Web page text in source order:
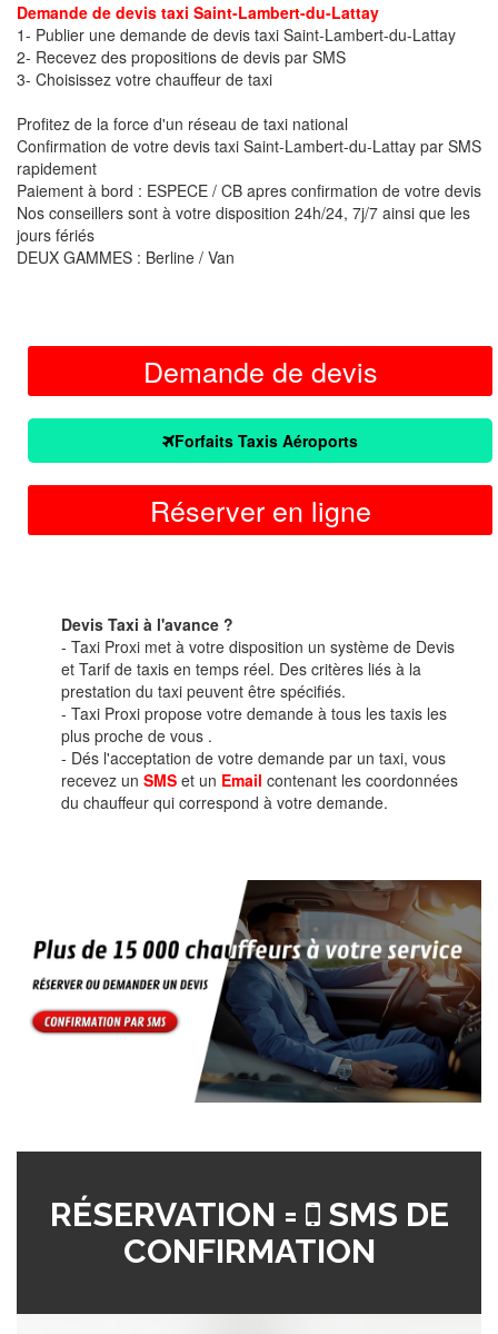
Demande de devis taxi Saint-Lambert-du-Lattay
1- Publier une demande de devis taxi Saint-Lambert-du-Lattay
2- Recevez des propositions de devis par SMS
3- Choisissez votre chauffeur de taxi
Profitez de la force d'un réseau de taxi national
Confirmation de votre devis taxi Saint-Lambert-du-Lattay par SMS
rapidement
Paiement à bord : ESPECE / CB apres confirmation de votre devis
Nos conseillers sont à votre disposition 24h/24, 7j/7 ainsi que les
jours fériés
DEUX GAMMES : Berline / Van
Demande de devis
Forfaits Taxis Aéroports
Réserver en ligne
Devis Taxi à l'avance ?
- Taxi Proxi met à votre disposition un système de Devis
et Tarif de taxis en temps réel. Des critères liés à la
prestation du taxi peuvent être spécifiés.
- Taxi Proxi propose votre demande à tous les taxis les
plus proche de vous .
- Dés l'acceptation de votre demande par un taxi, vous
recevez un SMS et un Email contenant les coordonnées
du chauffeur qui correspond à votre demande.
RÉSERVATION =
SMS DE
CONFIRMATION